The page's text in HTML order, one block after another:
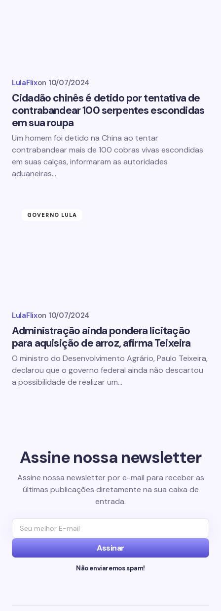
LulaFlixon 10/07/2024
Cidadão chinês é detido por tentativa de
contrabandear 100 serpentes escondidas
em sua roupa
Um homem foi detido na China ao tentar
contrabandear mais de 100 cobras vivas escondidas
em suas calças, informaram as autoridades
aduaneiras…
GOVERNO LULA
LulaFlixon 10/07/2024
Administração ainda pondera licitação
para aquisição de arroz, afirma Teixeira
O ministro do Desenvolvimento Agrário, Paulo Teixeira,
declarou que o governo federal ainda não descartou
a possibilidade de realizar um…
Assine nossa newsletter
Assine nossa newsletter por e-mail para receber as
últimas publicações diretamente na sua caixa de
entrada.
Assinar
Não enviaremos spam!